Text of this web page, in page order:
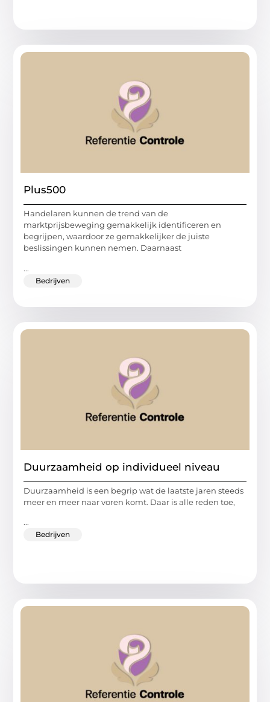
Plus500
Handelaren kunnen de trend van de
marktprijsbeweging gemakkelijk identificeren en
begrijpen, waardoor ze gemakkelijker de juiste
beslissingen kunnen nemen. Daarnaast
...
Bedrijven
Duurzaamheid op individueel niveau
Duurzaamheid is een begrip wat de laatste jaren steeds
meer en meer naar voren komt. Daar is alle reden toe,
...
Bedrijven